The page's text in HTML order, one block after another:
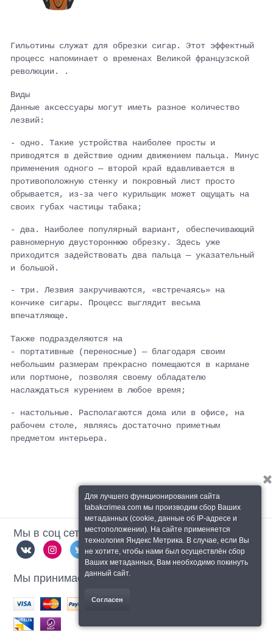
Гильотины служат для обрезки сигар. Этот эффектный
процесс напоминает о временах Великой французской
революции. .
Виды
Данные аксессуары могут иметь разное количество
лезвий:
- одно. Такие устройства наиболее просты и
приводятся в действие одним движением пальца. Минус
применения одного — второй край вдавливается в
противоположную стенку и покровный лист просто
обрывается, из-за чего курильщик может ощущать на
своих губах частицы табака;
- два. Наиболее популярный вариант, обеспечивающий
равномерную двустороннюю обрезку. Здесь уже
приходится задействовать два пальца — указательный
и большой.
- три. Лезвия закручиваются, «встречаясь» на
кончике сигары. Процесс выглядит весьма
впечатляюще.
Также подразделяются на
- портативные (переносные) — благодаря своим
небольшим размерам прекрасно помещаются в кармане
или портмоне, позволяя своему обладателю
наслаждаться курением в любое время;
- настольные. Располагаются дома или в офисе, на
рабочем столе, являясь достаточно приметным
предметом интерьера.
Мы в соц сетях
Мы принимаем
Для лучшего функционирования сайта
tabakcrimea.com мы производим сбор Ваших
метаданных (cookie, данные об IP-адресе и
местоположении). На сайте применяется
технология Яндекс Метрика. В случае, если Вы
не хотите, чтобы нами был осуществлён сбор
Ваших метаданных, Вам необходимо покинуть
данный сайт.
Согласен